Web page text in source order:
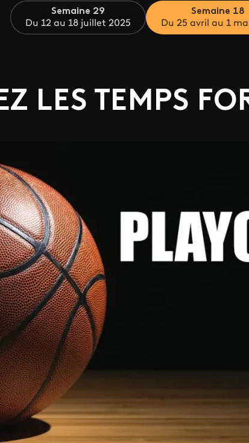
Semaine 29
Du 12 au 18 juillet 2025
Semaine 18
Du 25 avril au 1
LES TEMPS